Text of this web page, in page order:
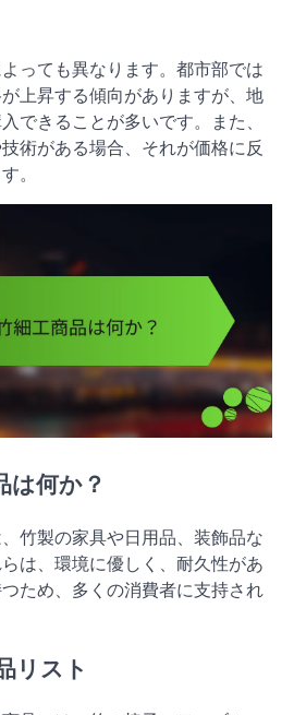
っても異なります。都市部では
上昇する傾向がありますが、地
できることが多いです。また、
術がある場合、それが価格に反
。
は何か？
竹製の家具や日用品、装飾品な
は、環境に優しく、耐久性があ
ため、多くの消費者に支持され
リスト